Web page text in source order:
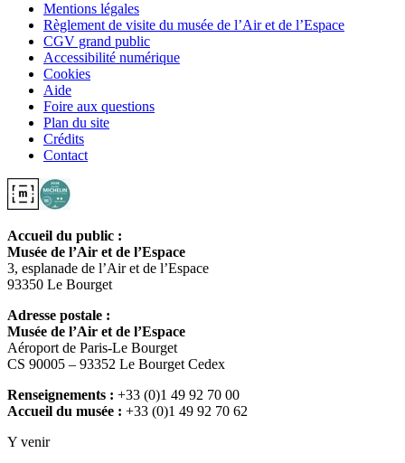
Mentions légales
Règlement de visite du musée de l’Air et de l’Espace
CGV grand public
Accessibilité numérique
Cookies
Aide
Foire aux questions
Plan du site
Crédits
Contact
Accueil du public :
Musée de l’Air et de l’Espace
3, esplanade de l’Air et de l’Espace
93350 Le Bourget
Adresse postale :
Musée de l’Air et de l’Espace
Aéroport de Paris-Le Bourget
CS 90005 – 93352 Le Bourget Cedex
Renseignements : +33 (0)1 49 92 70 00
Accueil du musée : +33 (0)1 49 92 70 62
Y venir